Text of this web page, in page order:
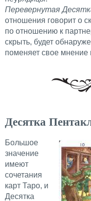
Перевернутая
отношения говорит о
по отношению к
скрыть, будет
поменяет свое мнение
Десятка
Большое
значение
имеют
сочетания
карт Таро, и
Десятка